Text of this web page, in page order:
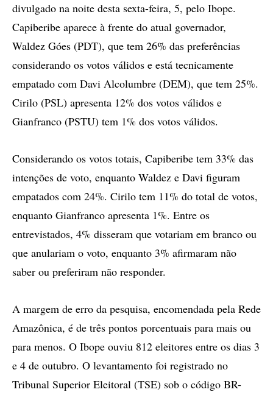
divulgado na noite desta sexta-feira, 5, pelo Ibope.
Capiberibe aparece à frente do atual governador,
Waldez Góes (PDT), que tem 26% das preferências
considerando os votos válidos e está tecnicamente
empatado com Davi Alcolumbre (DEM), que tem 25%.
Cirilo (PSL) apresenta 12% dos votos válidos e
Gianfranco (PSTU) tem 1% dos votos válidos.
Considerando os votos totais, Capiberibe tem 33% das
intenções de voto, enquanto Waldez e Davi figuram
empatados com 24%. Cirilo tem 11% do total de votos,
enquanto Gianfranco apresenta 1%. Entre os
entrevistados, 4% disseram que votariam em branco ou
que anulariam o voto, enquanto 3% afirmaram não
saber ou preferiram não responder.
A margem de erro da pesquisa, encomendada pela Rede
Amazônica, é de três pontos porcentuais para mais ou
para menos. O Ibope ouviu 812 eleitores entre os dias 3
e 4 de outubro. O levantamento foi registrado no
Tribunal Superior Eleitoral (TSE) sob o código BR-